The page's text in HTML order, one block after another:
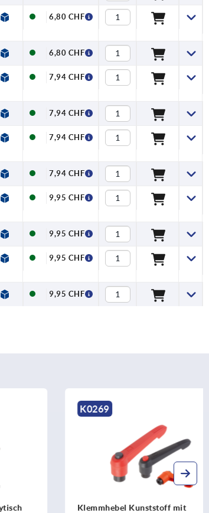
24 54,5 58,5 80 91 11
6,80 CHF
24 54,5 58,5 80 91 11
6,80 CHF
27 63 67,5 95 109 13
7,94 CHF
27 63 67,5 95 109 13
7,94 CHF
27 63 67,5 95 109 13
7,94 CHF
27 63 67,5 95 109 13
7,94 CHF
31,5 77,5 110 126 15
9,95 CHF
31,5 77,5 110 126 15
9,95 CHF
31,5 77,5 110 126 15
9,95 CHF
31,5 77,5 110 126 15
9,95 CHF
Klemmhebel Kunststoff mit